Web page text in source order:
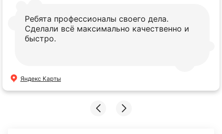
Ребята профессионалы своего дела.
Сделали всё максимально качественно и
быстро.
Яндекс Карты